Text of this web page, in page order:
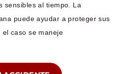
sensibles al tiempo. La
puede ayudar a proteger sus
caso se maneje